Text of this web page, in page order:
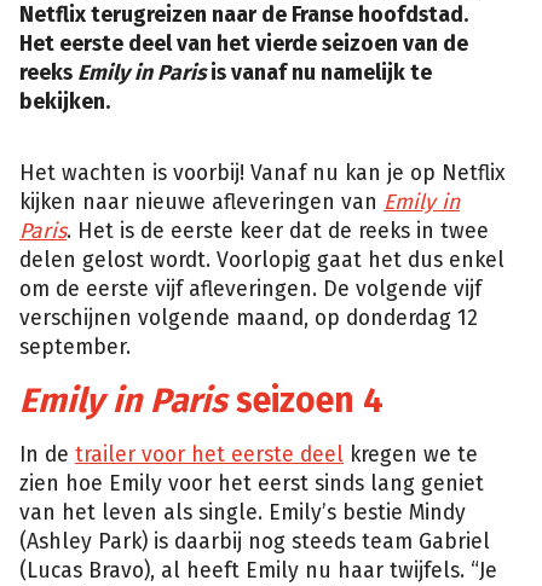
Netflix terugreizen naar de Franse hoofdstad.
Het eerste deel van het vierde seizoen van de
reeks Emily in Parisis vanaf nu namelijk te
bekijken.
Het wachten is voorbij! Vanaf nu kan je op Netflix
kijken naar nieuwe afleveringen van Emily in
Paris. Het is de eerste keer dat de reeks in twee
delen gelost wordt. Voorlopig gaat het dus enkel
om de eerste vijf afleveringen. De volgende vijf
verschijnen volgende maand, op donderdag 12
september.
Emily in Parisseizoen 4
In de trailer voor het eerste deel kregen we te
zien hoe Emily voor het eerst sinds lang geniet
van het leven als single. Emily’s bestie Mindy
(Ashley Park) is daarbij nog steeds team Gabriel
(Lucas Bravo), al heeft Emily nu haar twijfels. “Je